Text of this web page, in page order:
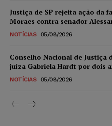
Justiça de SP rejeita ação da
Moraes contra senador
NOTÍCIAS 05/08/2026
Conselho Nacional de Justiça
juíza Gabriela Hardt por dois
NOTÍCIAS 05/08/2026